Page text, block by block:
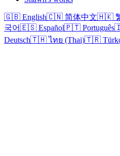
🇬🇧 English🇨🇳 简体中文🇭🇰
국어🇪🇸 Español🇵🇹 Português
Deutsch🇹🇭 ไทย (Thai)🇹🇷